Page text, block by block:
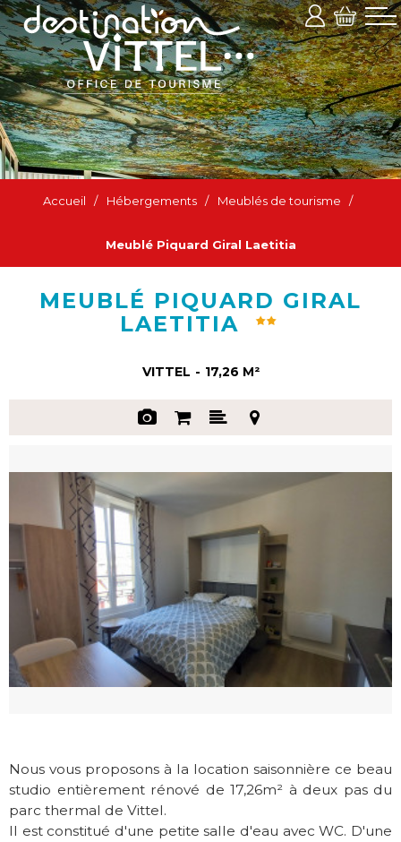
Accueil / Hébergements / Meublés de tourisme /
Meublé Piquard Giral Laetitia
MEUBLÉ PIQUARD GIRAL
LAETITIA
VITTEL 17,26 M²
Nous vous proposons à la location saisonnière ce beau
studio entièrement rénové de 17,26m² à deux pas du
parc thermal de Vittel.
Il est constitué d'une petite salle d'eau avec WC. D'une